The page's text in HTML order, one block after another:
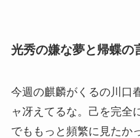
光秀の嫌な夢と帰蝶の
今週の麒麟がくるの川口
ャ冴えてるな。己を完全
でももっと頻繁に見たか